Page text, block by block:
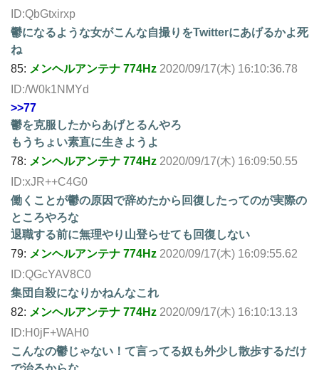
ID:QbGtxirxp
鬱になるような女がこんな自撮りをTwitterにあげるかよ死
ね
85: メンヘルアンテナ 774Hz 2020/09/17(木) 16:10:36.78
ID:/W0k1NMYd
>>77
鬱を克服したからあげとるんやろ
もうちょい素直に生きようよ
78: メンヘルアンテナ 774Hz 2020/09/17(木) 16:09:50.55
ID:xJR++C4G0
働くことが鬱の原因で辞めたから回復したってのが実際の
ところやろな
退職する前に無理やり山登らせても回復しない
79: メンヘルアンテナ 774Hz 2020/09/17(木) 16:09:55.62
ID:QGcYAV8C0
集団自殺になりかねんなこれ
82: メンヘルアンテナ 774Hz 2020/09/17(木) 16:10:13.13
ID:H0jF+WAH0
こんなの鬱じゃない！て言ってる奴も外少し散歩するだけ